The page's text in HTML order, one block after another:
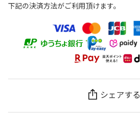
下記の決済方法がご利用頂けます。
シェアする